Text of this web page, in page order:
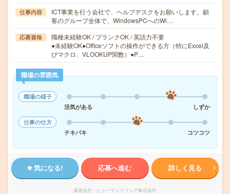
仕事内容
ICT事業を行う会社で、ヘルプデスクをお願いします。顧
客のグループ全体で、WindowsPCへのWi…
応募資格
職種未経験OK / ブランクOK / 英語力不要
●未経験OK●Officeソフトの操作ができる方（特にExcel及
びマクロ、VLOOKUP関数）●P…
職場の雰囲気
職場の様子
活気がある
しずか
仕事の仕方
テキパキ
コツコツ
気になる! 応募へ進む 詳しく見る
派遣会社 ヒューマンリソシア株式会社